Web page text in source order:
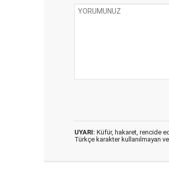
UYARI: Küfür, hakaret, rencide
Türkçe karakter kullanılmayan